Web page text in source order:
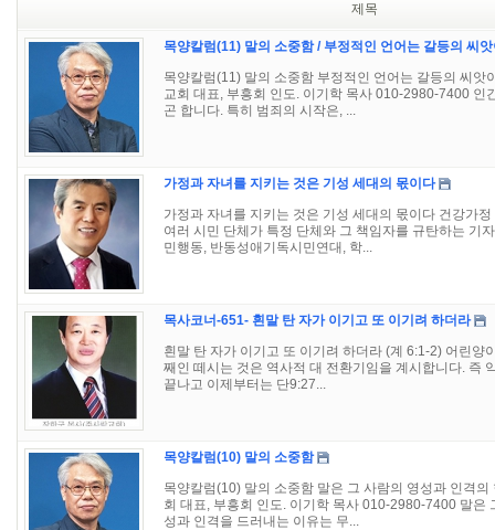
제목
목양칼럼(11) 말의 소중함 / 부정적인 언어는 갈등의 씨
목양칼럼(11) 말의 소중함 부정적인 언어는 갈등의 씨
교회 대표, 부흥회 인도. 이기학 목사 010-2980-7400 인
곤 합니다. 특히 범죄의 시작은, ...
가정과 자녀를 지키는 것은 기성 세대의 몫이다
가정과 자녀를 지키는 것은 기성 세대의 몫이다 건강가
여러 시민 단체가 특정 단체와 그 책임자를 규탄하는 기
민행동, 반동성애기독시민연대, 학...
목사코너-651- 흰말 탄 자가 이기고 또 이기려 하더라
흰말 탄 자가 이기고 또 이기려 하더라 (계 6:1-2) 어린양
째인 떼시는 것은 역사적 대 전환기임을 계시합니다. 즉
끝나고 이제부터는 단9:27...
목양칼럼(10) 말의 소중함
목양칼럼(10) 말의 소중함 말은 그 사람의 영성과 인격
회 대표, 부흥회 인도. 이기학 목사 010-2980-7400 말은
성과 인격을 드러내는 이유는 무...